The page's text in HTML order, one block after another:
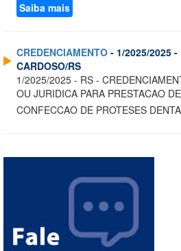
Saiba mais
CREDENCIAMENTO - 1/2025/2025 -
CARDOSO/RS
1/2025/2025 - RS -
OU JURIDICA PARA PRESTACAO
CONFECCAO DE PROTESES